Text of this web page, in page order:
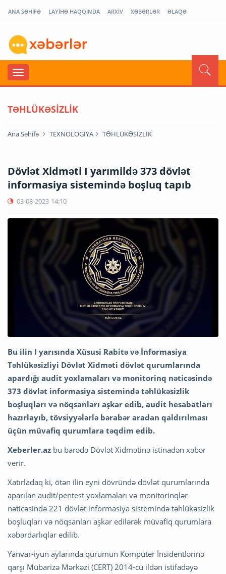
ANA SƏHİFƏ LAYİHƏ HAQQINDA ARXİV XƏBƏRLƏR ƏLAQƏ
TƏHLÜKƏSİZLİK
Ana Səhifə TEXNOLOGİYA TƏHLÜKƏSİZLİK
Dövlət Xidməti I yarımildə 373 dövlət
informasiya sistemində boşluq tapıb
03-08-2023 14:10
Bu ilin I yarısında Xüsusi Rabitə və İnformasiya
Təhlükəsizliyi Dövlət Xidməti dövlət qurumlarında
apardığı audit yoxlamaları və monitorinq nəticəsində
373 dövlət informasiya sistemində təhlükəsizlik
boşluqları və nöqsanları aşkar edib, audit hesabatları
hazırlayıb, tövsiyyələrlə bərabər aradan qaldırılması
üçün müvafiq qurumlara təqdim edib.
Xeberler.az bu barədə Dövlət Xidmətinə istinadən xəbər
verir.
Xatırladaq ki, ötən ilin eyni dövründə dövlət qurumlarında
aparılan audit/pentest yoxlamaları və monitorinqlər
nəticəsində 221 dövlət informasiya sistemində təhlükəsizlik
boşluqları və nöqsanları aşkar edilərək müvafiq qurumlara
xəbərdarlıqlar edilib.
Yanvar-iyun aylarında qurumun Kompüter İnsidentlərinə
qarşı Mübarizə Mərkəzi (CERT) 2014-cü ildən istifadəyə